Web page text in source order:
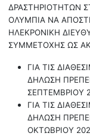
ΔΡΑΣΤΗΡΙΟΤΗΤΩΝ
ΟΛΥΜΠΙΑ ΝΑ
ΗΛΕΚΡΟΝΙΚΗ
ΣΥΜΜΕΤΟΧΗΣ ΩΣ
ΓΙΑ ΤΙΣ
ΔΗΛΩΣΗ
ΣΕΠΤΕΜΒΡΙΟΥ
ΓΙΑ ΤΙΣ
ΔΗΛΩΣΗ
ΟΚΤΩΒΡΙΟΥ